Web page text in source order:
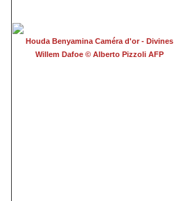
Houda Benyamina Caméra d'or - Divines
Willem Dafoe © Alberto Pizzoli AFP